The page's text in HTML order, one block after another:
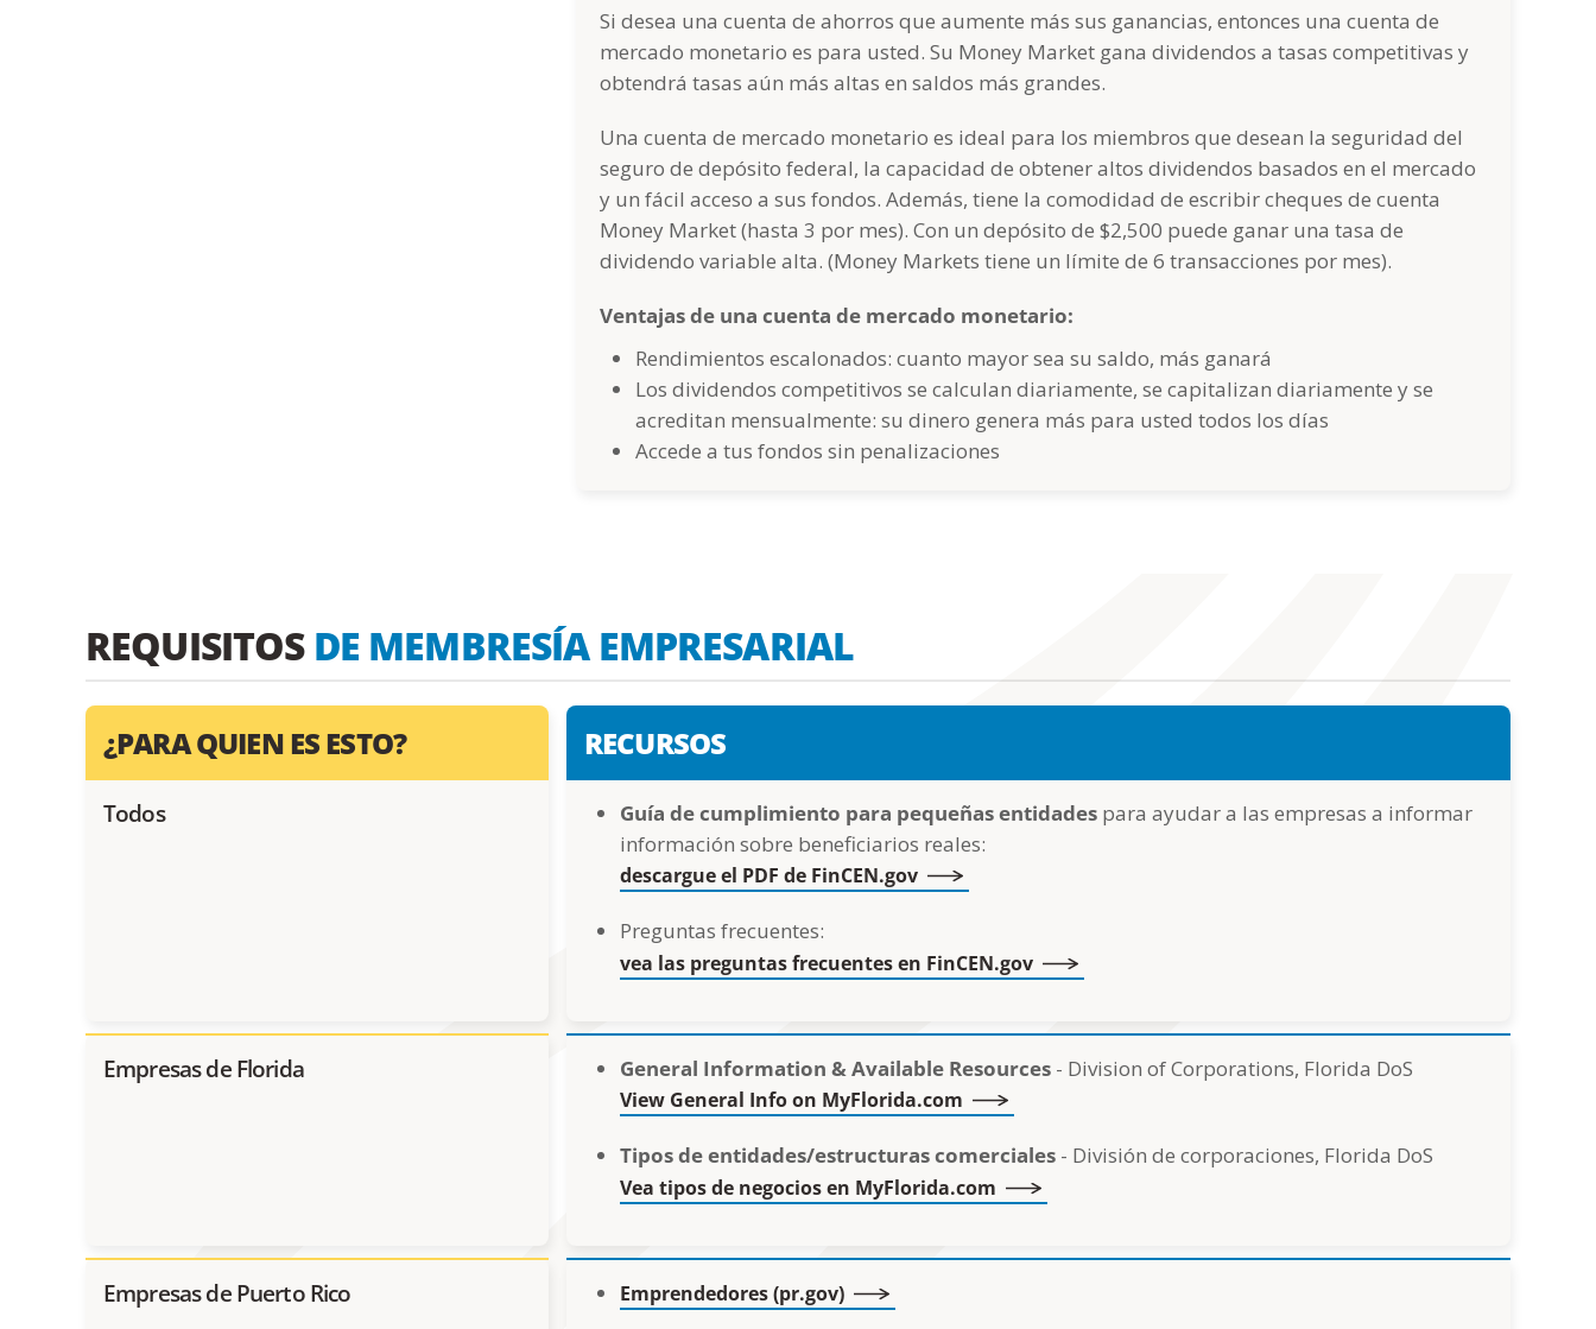
Si desea una cuenta de ahorros que aumente más sus ganancias, entonces una cuenta de
mercado monetario es para usted. Su Money Market gana dividendos a tasas competitivas y
obtendrá tasas aún más altas en saldos más grandes.
Una cuenta de mercado monetario es ideal para los miembros que desean la seguridad del
seguro de depósito federal, la capacidad de obtener altos dividendos basados ​​en el mercado
y un fácil acceso a sus fondos. Además, tiene la comodidad de escribir cheques de cuenta
Money Market (hasta 3 por mes). Con un depósito de $2,500 puede ganar una tasa de
dividendo variable alta. (Money Markets tiene un límite de 6 transacciones por mes).
Ventajas de una cuenta de mercado monetario:
Rendimientos escalonados: cuanto mayor sea su saldo, más ganará
Los dividendos competitivos se calculan diariamente, se capitalizan diariamente y se
acreditan mensualmente: su dinero genera más para usted todos los días
Accede a tus fondos sin penalizaciones
REQUISITOSDE MEMBRESÍA EMPRESARIAL
¿PARA QUIEN ES ESTO?
Todos
RECURSOS
Guía de cumplimiento para pequeñas entidades para ayudar a las empresas a informar
información sobre beneficiarios reales:
descargue el PDF de FinCEN.gov
Preguntas frecuentes:
vea las preguntas frecuentes en FinCEN.gov
Empresas de Florida General Information & Available Resources - Division of Corporations, Florida DoS
View General Info on MyFlorida.com
Tipos de entidades/estructuras comerciales - División de corporaciones, Florida DoS
Vea tipos de negocios en MyFlorida.com
Empresas de Puerto Rico
Emprendedores (pr.gov)